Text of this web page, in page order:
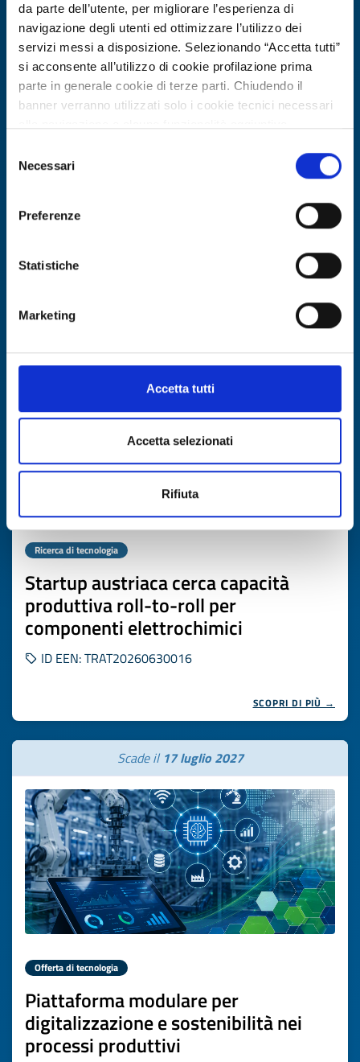
da parte dell’utente, per migliorare l’esperienza di
navigazione degli utenti ed ottimizzare l’utilizzo dei
servizi messi a disposizione. Selezionando “Accetta tutti”
si acconsente all’utilizzo di cookie profilazione prima
parte in generale cookie di terze parti. Chiudendo il
banner verranno utilizzati solo i cookie tecnici necessari
Per conoscere i dettagli, consulta la nostra cookie policy.
https://www.openinnovation.regione.lombardia.it/it/co
https://www.openinnovation.regione.lombardia.it/it/pr
delNecessari
Preferenze
Statistiche
Marketing
Accetta tutti
Accetta selezionati
Rifiuta
Ricerca di tecnologia
Produttore belga di cioccolato cerca
grassi vegetali alternativi al cacao per
praline
Ricerca di tecnologia
Startup austriaca cerca capacità
produttiva roll-to-roll per
componenti elettrochimici
ID EEN: TRAT20260630016
SCOPRI DI PIÙ →
Scade il 17 luglio 2027
Offerta di tecnologia
Piattaforma modulare per
digitalizzazione e sostenibilità nei
processi produttivi